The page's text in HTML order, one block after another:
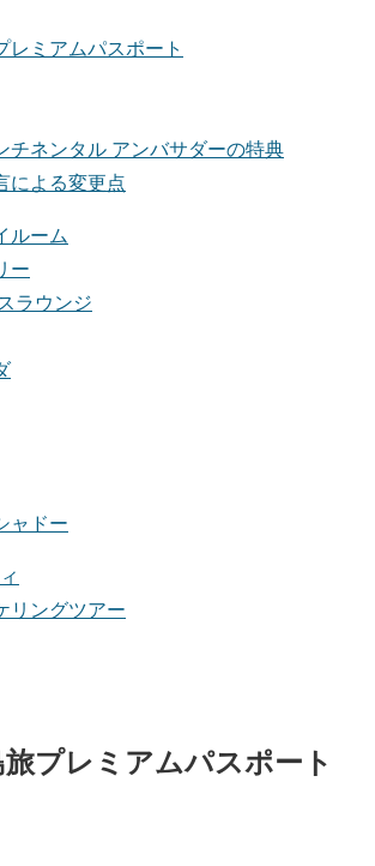
レミアムパスポート
チネンタル アンバサダーの特典
による変更点
ルーム
ー
ラウンジ
ャドー
リングツアー
プレミアムパスポート